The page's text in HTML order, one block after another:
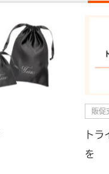
販促
ト
を